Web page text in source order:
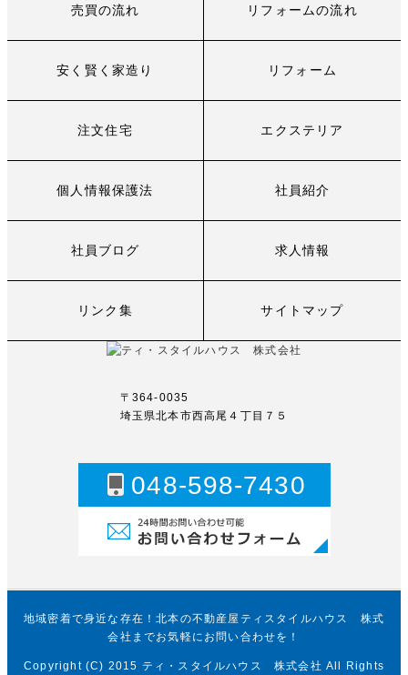
売買の流れ リフォームの流れ
安く賢く家造り リフォーム
注文住宅 エクステリア
個人情報保護法 社員紹介
社員ブログ 求人情報
リンク集 サイトマップ
〒364-0035
埼玉県北本市西高尾４丁目７５
048-598-7430
地域密着で身近な存在！北本の不動産屋ティスタイルハウス 株式
会社までお気軽にお問い合わせを！
Copyright (C) 2015 ティ・スタイルハウス 株式会社 All Rights